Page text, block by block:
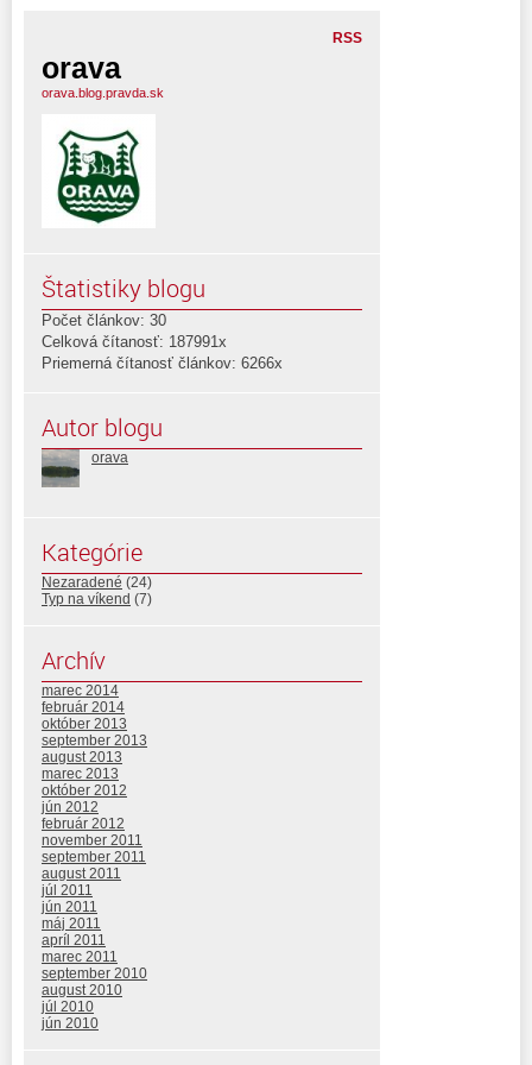
RSS
orava
orava.blog.pravda.sk
Štatistiky blogu
Počet článkov: 30
Celková čítanosť: 187991x
Priemerná čítanosť článkov: 6266x
Autor blogu
orava
Kategórie
Nezaradené (24)
Typ na víkend (7)
Archív
marec 2014
február 2014
október 2013
september 2013
august 2013
marec 2013
október 2012
jún 2012
február 2012
november 2011
september 2011
august 2011
júl 2011
jún 2011
máj 2011
apríl 2011
marec 2011
september 2010
august 2010
júl 2010
jún 2010